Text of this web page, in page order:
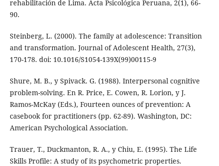
rehabilitación de Lima. Acta Psicológica Peruana, 2(1), 66-
90.
Steinberg, L. (2000). The family at adolescence: Transition
and transformation. Journal of Adolescent Health, 27(3),
170-178. doi: 10.1016/S1054-139X(99)00115-9
Shure, M. B., y Spivack. G. (1988). Interpersonal cognitive
problem-solving. En R. Price, E. Cowen, R. Lorion, y J.
Ramos-McKay (Eds.), Fourteen ounces of prevention: A
casebook for practitioners (pp. 62-89). Washington, DC:
American Psychological Association.
Trauer, T., Duckmanton, R. A., y Chiu, E. (1995). The Life
Skills Profile: A study of its psychometric properties.